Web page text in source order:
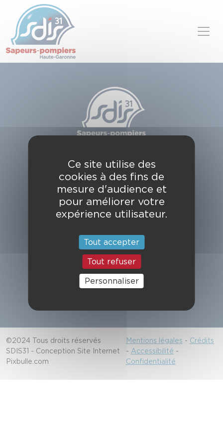
49, chemin de l'Armurié
C.S. 80123
31772 COLOMIERS CEDEX
Contactez-nous
Alerter les secours
18/112
©2024 Tous droits réservés
SDIS31 - Conception Site Internet
Pixbulle.com
Mentions légales - Crédits
- Accessibilité -
Confidentialité
Panneau de gestion des cookies
Ce site utilise des
cookies à des fins de
mesure d'audience et
pour améliorer votre
expérience utilisateur.
Tout accepter
Tout refuser
Personnaliser